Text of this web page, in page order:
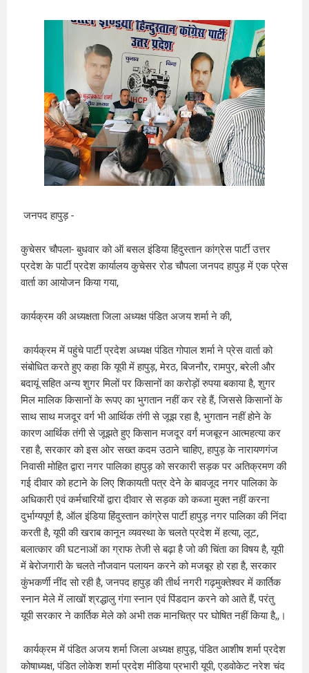
जनपद हापुड़ -
कुचेसर चौपला- बुधवार को ऑ बसल इंडिया हिंदुस्तान कांग्रेस पार्टी उत्तर
प्रदेश के पार्टी प्रदेश कार्यालय कुचेसर रोड चौपला जनपद हापुड़ में एक प्रेस
वार्ता का आयोजन किया गया,
कार्यक्रम की अध्यक्षता जिला अध्यक्ष पंडित अजय शर्मा ने की,
कार्यक्रम में पहुंचे पार्टी प्रदेश अध्यक्ष पंडित गोपाल शर्मा ने प्रेस वार्ता को
संबोधित करते हुए कहा कि यूपी में हापुड़, मेरठ, बिजनौर, रामपुर, बरेली और
बदायूं सहित अन्य शुगर मिलों पर किसानों का करोड़ों रुपया बकाया है, शुगर
मिल मालिक किसानों के रूपए का भुगतान नहीं कर रहे हैं, जिससे किसानों के
साथ साथ मजदूर वर्ग भी आर्थिक तंगी से जूझ रहा है, भुगतान नहीं होने के
कारण आर्थिक तंगी से जूझते हुए किसान मजदूर वर्ग मजबूरन आत्महत्या कर
रहा है, सरकार को इस ओर सख्त कदम उठाने चाहिए, हापुड़ के नारायणगंज
निवासी मोहित द्वारा नगर पालिका हापुड़ को सरकारी सड़क पर अतिक्रमण की
गई दीवार को हटाने के लिए शिकायती पत्र देने के बावजूद नगर पालिका के
अधिकारी एवं कर्मचारियों द्वारा दीवार से सड़क को कब्जा मुक्त नहीं करना
दुर्भाग्यपूर्ण है, ऑल इंडिया हिंदुस्तान कांग्रेस पार्टी हापुड़ नगर पालिका की निंदा
करती है, यूपी की खराब कानून व्यवस्था के चलते प्रदेश में हत्या, लूट,
बलात्कार की घटनाओं का ग्राफ तेजी से बढ़ा है जो की चिंता का विषय है, यूपी
में बेरोजगारी के चलते नौजवान पलायन करने को मजबूर हो रहा है, सरकार
कुंभकर्णी नींद सो रही है, जनपद हापुड़ की तीर्थ नगरी गढ़मुक्तेश्वर में कार्तिक
स्नान मेले में लाखों श्रद्धालु गंगा स्नान एवं पिंडदान करने को आते हैं, परंतु
यूपी सरकार ने कार्तिक मेले को अभी तक मानचित्र पर घोषित नहीं किया है,,।
कार्यक्रम में पंडित अजय शर्मा जिला अध्यक्ष हापुड़, पंडित आशीष शर्मा प्रदेश
कोषाध्यक्ष, पंडित लोकेश शर्मा प्रदेश मीडिया प्रभारी यूपी, एडवोकेट नरेश चंद